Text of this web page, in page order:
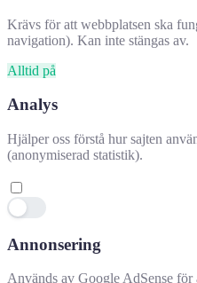
Krävs för att webbplatsen ska
navigation). Kan inte stängas av.
Alltid på
Analys
Hjälper oss förstå hur sajten
(anonymiserad statistik).
Annonsering
Används av Google AdSense för